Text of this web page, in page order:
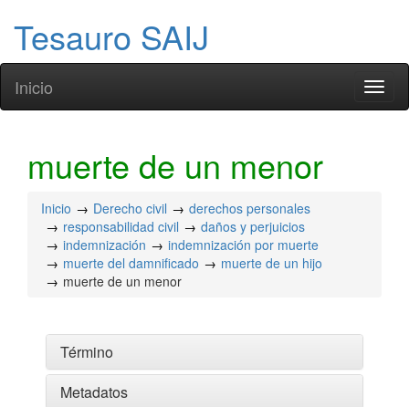
Tesauro SAIJ
Inicio
muerte de un menor
Inicio Derecho civil
derechos personales
responsabilidad civil
daños y perjuicios
indemnización
indemnización por muerte
muerte del damnificado
muerte de un hijo
muerte de un menor
Término
Metadatos